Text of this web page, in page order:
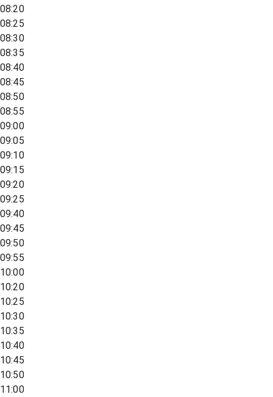
08:20
08:25
08:30
08:35
08:40
08:45
08:50
08:55
09:00
09:05
09:10
09:15
09:20
09:25
09:40
09:45
09:50
09:55
10:00
10:20
10:25
10:30
10:35
10:40
10:45
10:50
11:00